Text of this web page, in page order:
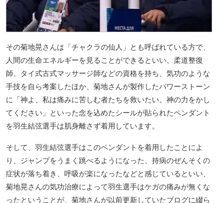
その菊地晃さんは「チャクラの仙人」とも呼ばれている方で、
人間の生命エネルギーを見ることができるといい、柔道整復
師、タイ式古式マッサージ師などの資格を持ち、気功のような
手技を自ら考案したほか、菊地さんが製作したパワーストーン
に「神よ、私は痛みに苦しむ者たちを救いたい。神の力をかし
てください」といった念を込めたシールが貼られたペンダント
を羽生結弦選手は肌身離さず着用しています。
そして、羽生結弦選手はこのペンダントを着用したことによ
り、ジャンプをうまく跳べるようになった、持病のぜんそくの
症状が落ち着き、呼吸が楽になったなどと感じているといい、
菊地晃さんの気功治療によって羽生選手はケガの痛みが無くな
ったということが、菊地さんが以前更新していたブログに綴ら